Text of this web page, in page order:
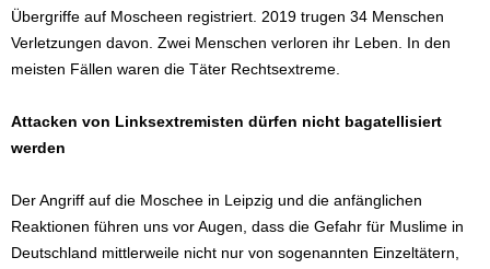
Übergriffe auf Moscheen registriert. 2019 trugen 34 Menschen
Verletzungen davon. Zwei Menschen verloren ihr Leben. In den
meisten Fällen waren die Täter Rechtsextreme.
Attacken von Linksextremisten dürfen nicht bagatellisiert
werden
Der Angriff auf die Moschee in Leipzig und die anfänglichen
Reaktionen führen uns vor Augen, dass die Gefahr für Muslime in
Deutschland mittlerweile nicht nur von sogenannten Einzeltätern,